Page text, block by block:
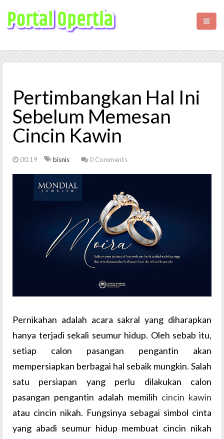
KESEHATAN
WISATA
Pertimbangkan Hal Ini
Sebelum Memesan
Cincin Kawin
00.19 bisnis 0 Comments
Pernikahan adalah acara sakral yang diharapkan
hanya terjadi sekali seumur hidup. Oleh sebab itu,
setiap calon pasangan pengantin akan
mempersiapkan berbagai hal sebaik mungkin. Salah
satu persiapan yang perlu dilakukan calon
pasangan pengantin adalah memilih cincin kawin
atau cincin nikah. Fungsinya sebagai simbol cinta
yang abadi seumur hidup membuat cincin nikah